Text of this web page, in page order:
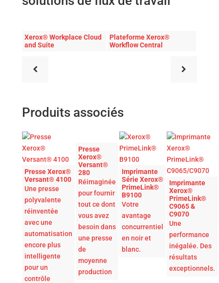
Xerox® Workplace Cloud
and Suite
Plateforme Xerox®
Workflow Central
Produits associés
Presse Xerox®
Versant® 4100
Une presse
polyvalente
réinventée
avec une
automatisation
encore plus
intelligente
pour un
contrôle
Presse
Xerox®
Versant®
280
Réimaginée
pour fournir
tout ce dont
vous avez
besoin dans
une presse
de
moyenne
production
Imprimante
Série Xerox®
PrimeLink®
B9100
Votre
avantage
concurrentiel
en noir et
blanc.
Imprimante
Xerox®
PrimeLink®
C9065 &
C9070
Une
performance
inégalée. Des
résultats
exceptionnels.